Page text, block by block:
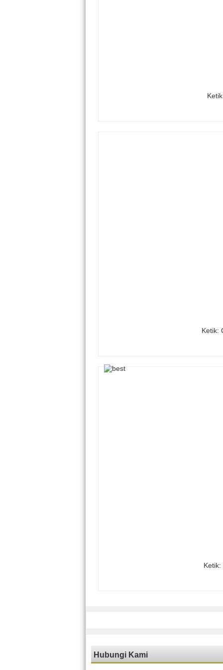
Ketik:
Hubungi Kami